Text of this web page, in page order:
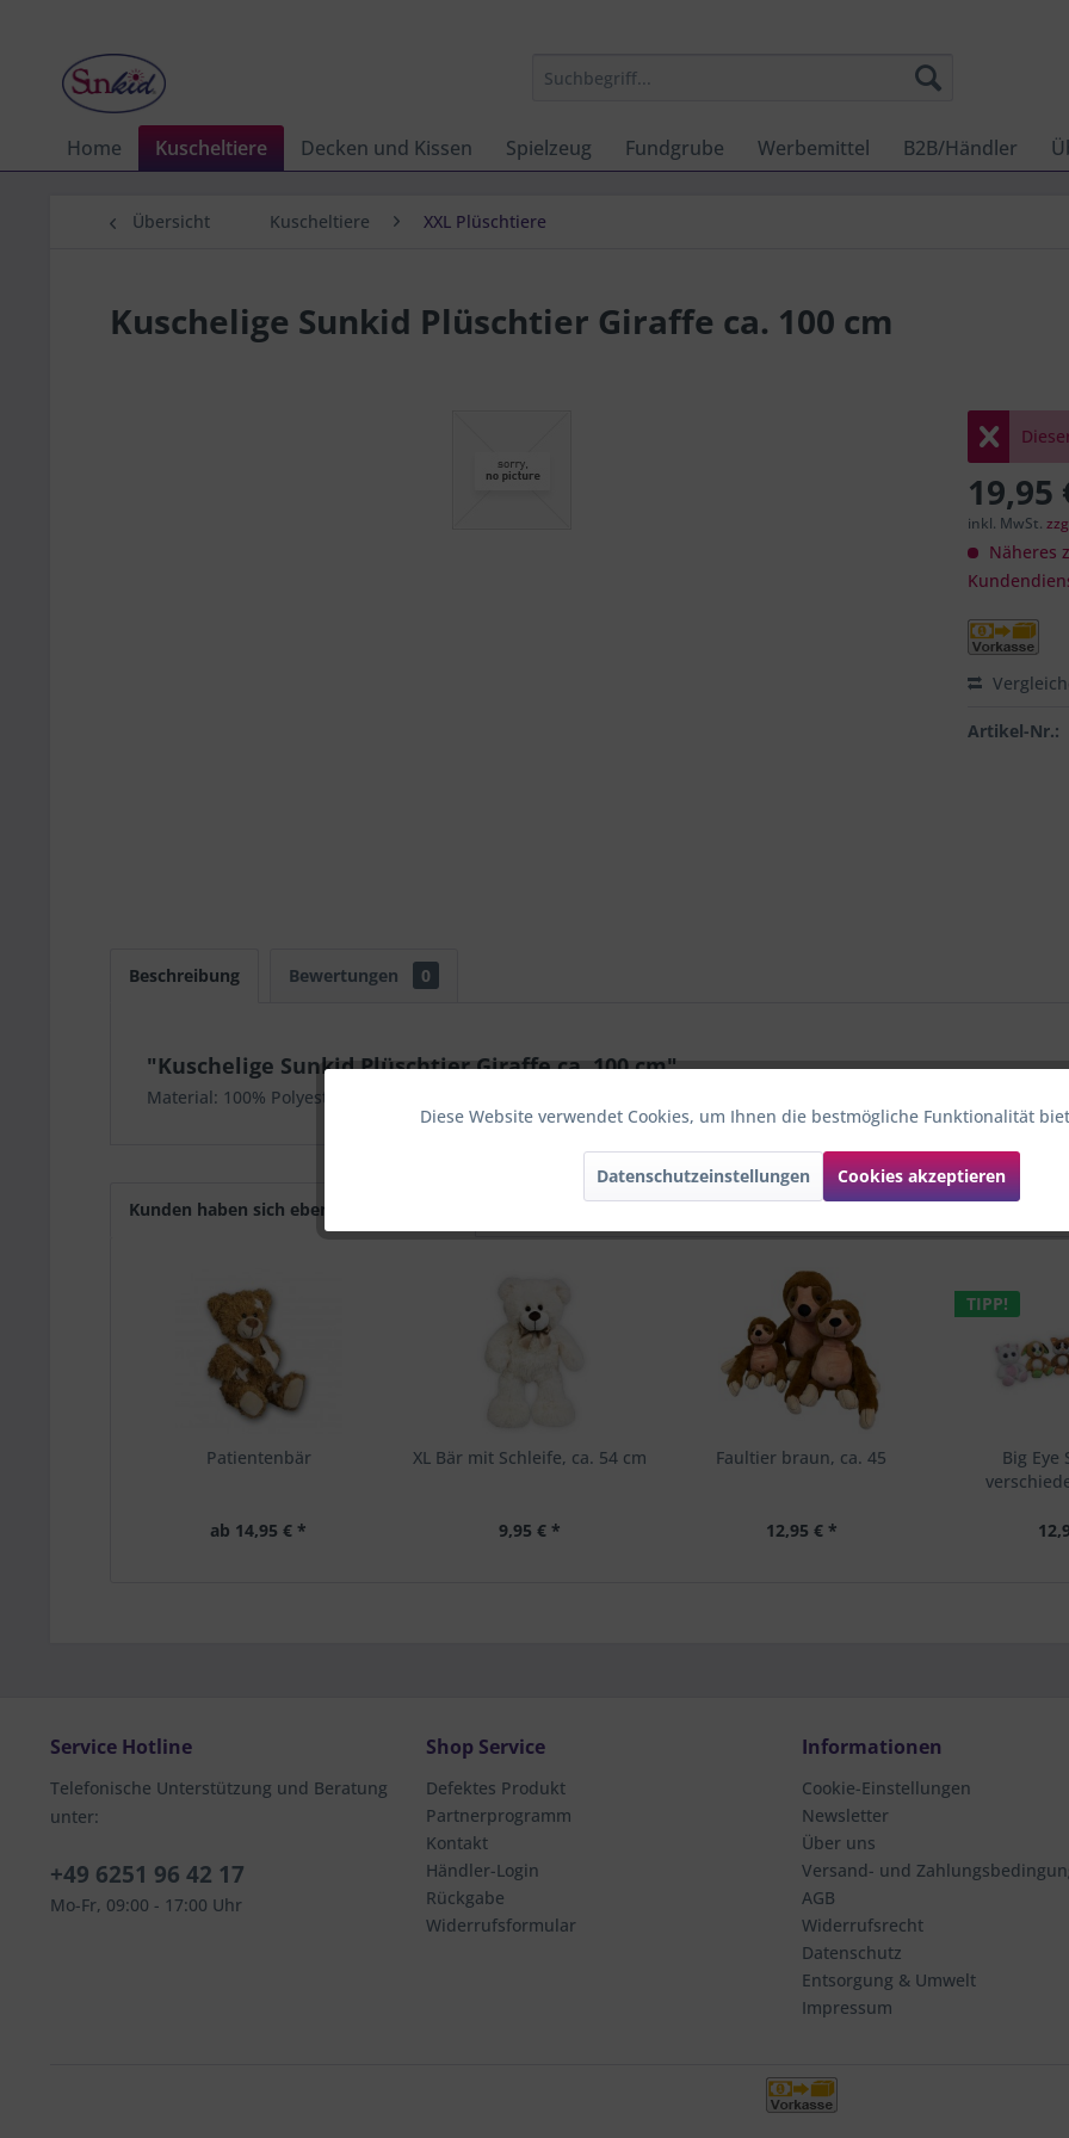
Home Kuscheltiere Decken und Kissen Spielzeug Fundgrube Werbemittel B2B/Händler
Übersicht Kuscheltiere XXL Plüschtiere
Kuschelige Sunkid Plüschtier Giraffe ca. 100 cm
19,95
inkl. MwSt.
Näheres
Artikel-Nr.:
Beschreibung Bewertungen 0
"Kuschelige Sunkid Plüschtier Giraffe ca. 100 cm"
Material: 100% Polyester
Kunden haben sich ebenfalls angesehen
Patientenbär
ab 14,95 € *
XL Bär mit Schleife, ca. 54 cm
9,95 € *
Faultier braun, ca. 45
12,95 € *
TIPP!
Big Eye
Service Hotline
Telefonische Unterstützung und Beratung
unter:
+49 6251 96 42 17
Mo-Fr, 09:00 - 17:00 Uhr
Shop Service
Defektes Produkt
Partnerprogramm
Kontakt
Händler-Login
Rückgabe
Widerrufsformular
Informationen
Cookie-Einstellungen
Newsletter
Über uns
Versand- und
AGB
Widerrufsrecht
Datenschutz
Entsorgung & Umwelt
Impressum
FunktionaleDiese Website verwendet Cookies, um Ihnen die bestmögliche Funktionalität
Datenschutzeinstellungen Cookies akzeptieren